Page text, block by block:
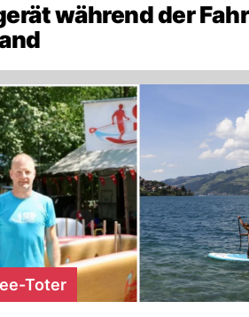
während der
Toter